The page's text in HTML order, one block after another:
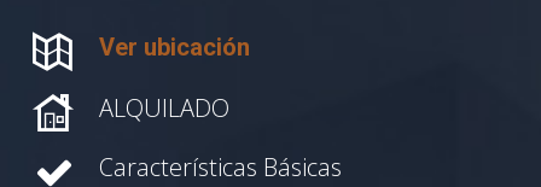
Ver ubicación
ALQUILADO
Características Básicas